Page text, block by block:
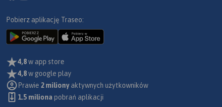
Pobierz aplikację Traseo:
4,8w app store
4,8w google play
Prawie 2 miliony aktywnych użytkowników
1.5 miliona pobrań aplikacji